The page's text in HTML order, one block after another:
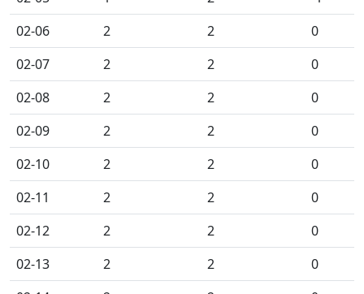
02-06
2 2
0
02-07
2 2
0
02-08
2 2
0
02-09
2 2
0
02-10
2 2
0
02-11
2 2
0
02-12
2 2
0
02-13
2 2
0